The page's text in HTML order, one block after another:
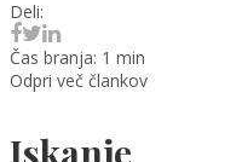
Deli:
Čas branja: 1 min
Odpri več člankov